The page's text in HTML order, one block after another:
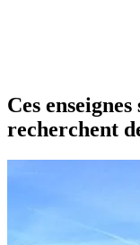
Ces
recherchent